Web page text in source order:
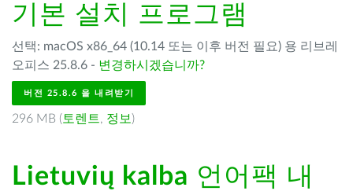
기본 설치 프로그램
선택: macOS x86_64 (10.14 또는 이후 버전 필요) 용 리브레
오피스 25.8.6 - 변경하시겠습니까?
버전 25.8.6 을 내려받기
296 MB ( 토렌트, 정보 )
Lietuvių kalba 언어팩 내